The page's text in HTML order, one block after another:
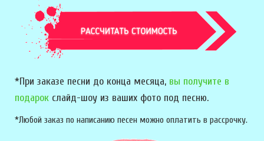
*При заказе песни до конца месяца, вы получите в
подарок слайд-шоу из ваших фото под песню.
*Любой заказ по написанию песен можно оплатить в рассрочку.